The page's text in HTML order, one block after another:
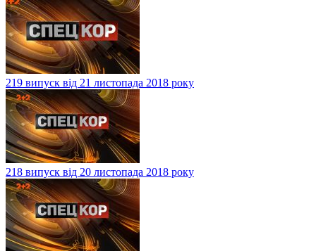
219 випуск від 21 листопада 2018 року
218 випуск від 20 листопада 2018 року